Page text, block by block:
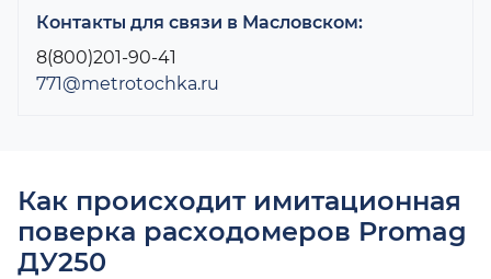
Контакты для связи в Масловском:
8(800)201-90-41
771@metrotochka.ru
Как происходит имитационная
поверка расходомеров Promag
ДУ250